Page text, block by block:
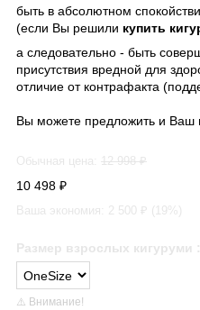
быть в абсолютном
(если Вы решили купить
а следовательно - быть
присутствия вредной для
отличие от контрафакта
Вы можете предложить и Ваш
Обычная цена: 12 998 ₽
10 498 ₽
Ваша экономия: 2 500 ₽ ( 19 %)
Размер взрослых кигуруми :
⚠️ Внимание!